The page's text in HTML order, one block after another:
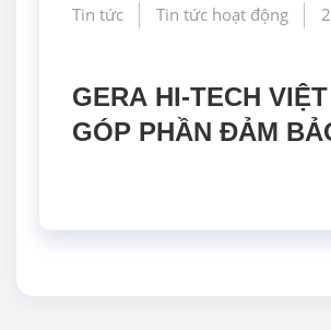
Tin tức Tin tức hoạt động
GERA HI-TECH
GÓP PHẦN ĐẢM
NÀO?